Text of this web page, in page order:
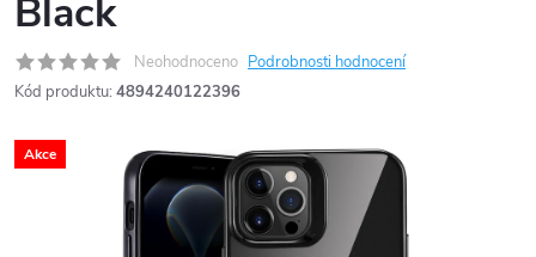
Black
Neohodnoceno Podrobnosti hodnocení
Kód produktu: 4894240122396
Akce